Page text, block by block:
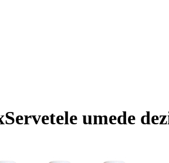
umede